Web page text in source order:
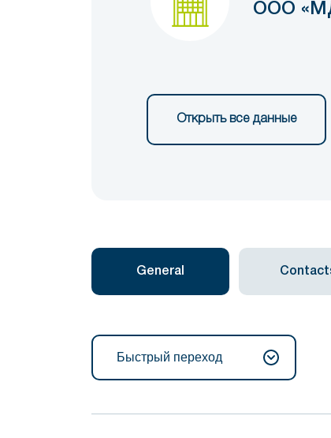
ООО
Открыть все данные
General
Быстрый переход